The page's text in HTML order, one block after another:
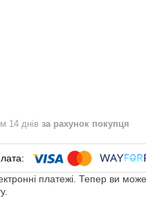
14 днів за рахунок покупця
платежі. Тепер ви